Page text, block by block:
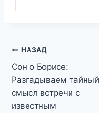
Навигация
по
записям
НАЗАД
Сон о Борисе:
Разгадываем тайный
смысл встречи с
известным